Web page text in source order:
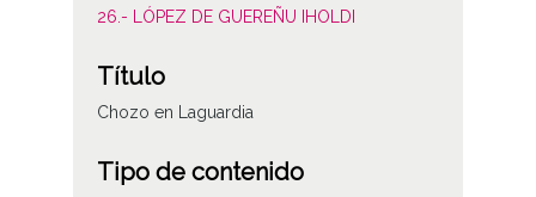
26.- LÓPEZ DE GUEREÑU IHOLDI
Título
Chozo en Laguardia
Tipo de contenido